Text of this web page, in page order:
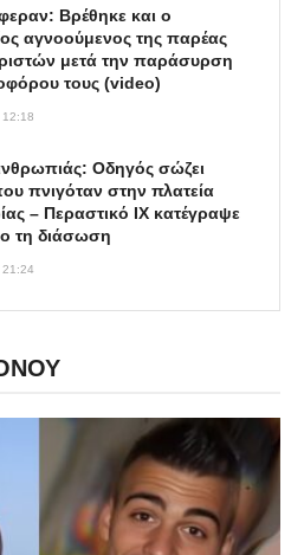
Βρέθηκε και ο
αγνοούμενος της παρέας
μετά την παράσυρση
τους (video)
Οδηγός σώζει
πνιγόταν στην πλατεία
– Περαστικό ΙΧ κατέγραψε
τη διάσωση